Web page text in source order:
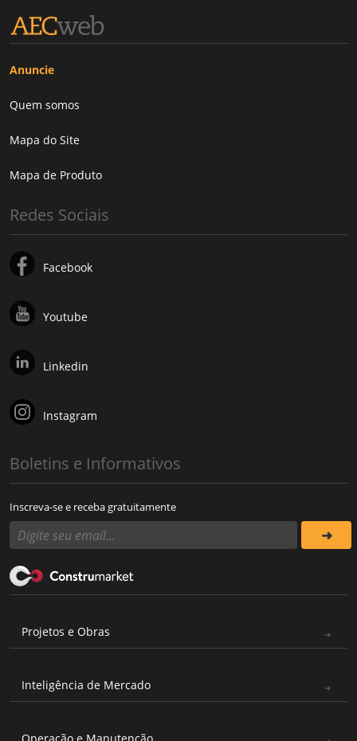
Anuncie
Quem somos
Mapa do Site
Mapa de Produto
Redes Sociais
Facebook
Youtube
Linkedin
Instagram
Boletins e Informativos
Inscreva-se e receba gratuitamente
Projetos e Obras
Inteligência de Mercado